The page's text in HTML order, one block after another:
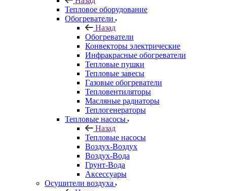
Тепловое оборудование
Обогреватели
Назад
Обогреватели
Конвекторы электрические
Инфракрасные обогреватели
Тепловые пушки
Тепловые завесы
Газовые обогреватели
Тепловентиляторы
Масляные радиаторы
Теплогенераторы
Тепловые насосы
Назад
Тепловые насосы
Воздух-Воздух
Воздух-Вода
Грунт-Вода
Аксессуары
Осушители воздуха